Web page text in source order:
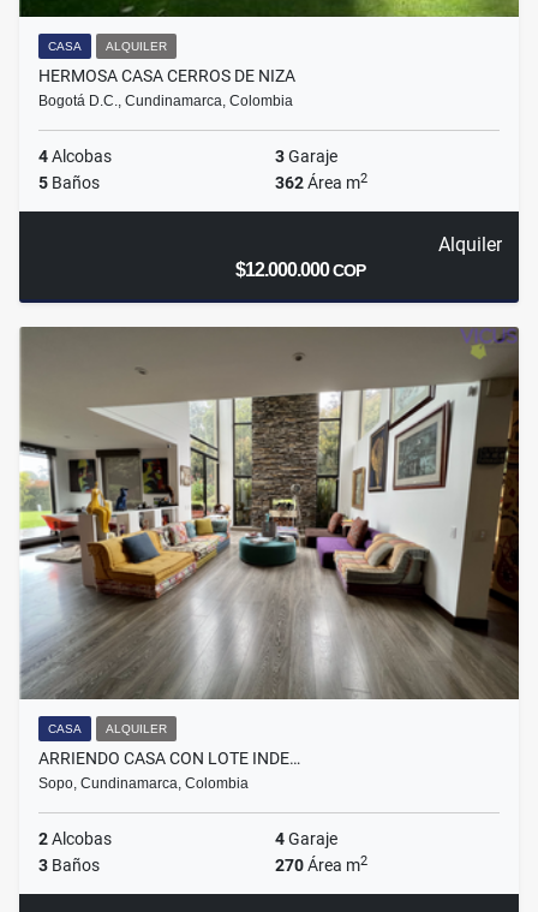
CASA ALQUILER
HERMOSA CASA CERROS DE NIZA
Bogotá D.C., Cundinamarca, Colombia
4Alcobas 3Garaje
5 Baños 362Área m2
Alquiler
$12.000.000COP
CASA ALQUILER
ARRIENDO CASA CON LOTE INDE…
Sopo, Cundinamarca, Colombia
2Alcobas 4Garaje
3 Baños 270Área m2